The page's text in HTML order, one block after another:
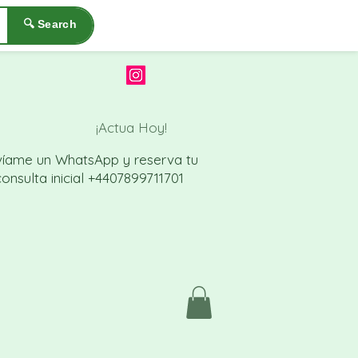
🔍 Search
¡Actua Hoy!
un WhatsApp y reserva tu
inicial +4407899711701